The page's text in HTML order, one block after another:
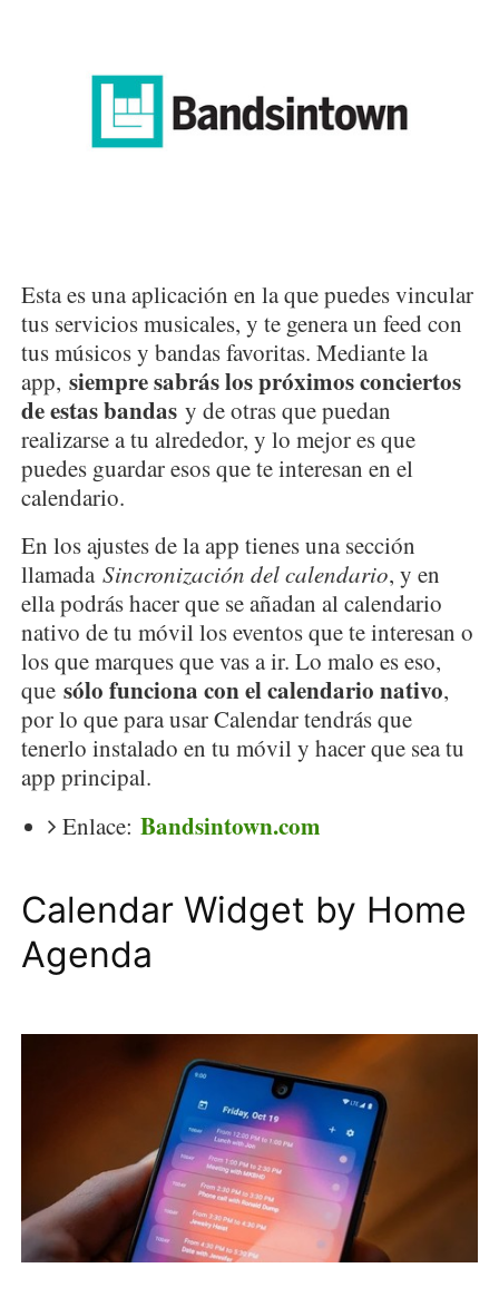
Esta es una aplicación en la que puedes vincular
tus servicios musicales, y te genera un feed con
tus músicos y bandas favoritas. Mediante la
app, siempre sabrás los próximos conciertos
de estas bandasy de otras que puedan
realizarse a tu alrededor, y lo mejor es que
puedes guardar esos que te interesan en el
calendario.
En los ajustes de la app tienes una sección
llamada Sincronización del calendario, y en
ella podrás hacer que se añadan al calendario
nativo de tu móvil los eventos que te interesan o
los que marques que vas a ir. Lo malo es eso,
que sólo funciona con el calendario nativo,
por lo que para usar Calendar tendrás que
tenerlo instalado en tu móvil y hacer que sea tu
app principal.
Enlace: Bandsintown.com
Calendar Widget by Home
Agenda